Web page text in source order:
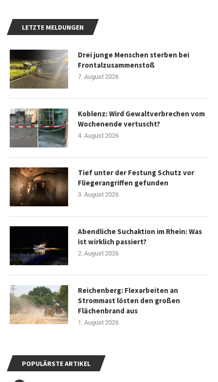
LETZTE MELDUNGEN
Drei junge Menschen sterben bei
Frontalzusammenstoß
7. August 2026
Koblenz: Wird Gewaltverbrechen vom
Wochenende vertuscht?
4. August 2026
Tief unter der Festung Schutz vor
Fliegerangriffen gefunden
3. August 2026
Abendliche Suchaktion im Rhein: Was
ist wirklich passiert?
2. August 2026
Reichenberg: Flexarbeiten an
Strommast lösten den großen
Flächenbrand aus
1. August 2026
POPULÄRSTE ARTIKEL